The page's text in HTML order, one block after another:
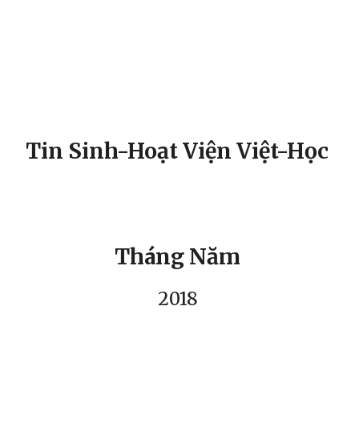
Tin Sinh-Hoạt Viện Việt-Học
Tháng Năm
2018